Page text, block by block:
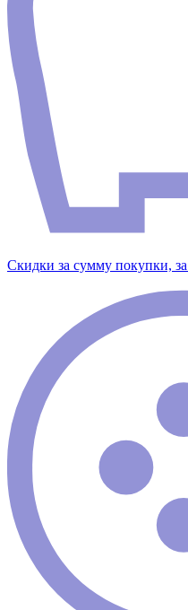
Скидки за сумму покупки,